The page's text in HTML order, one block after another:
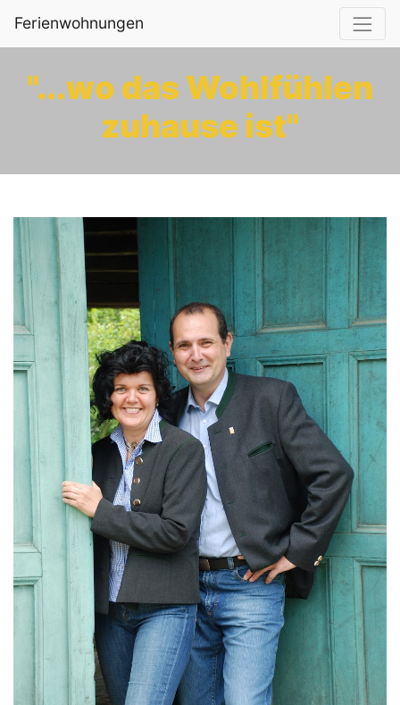
Ferienwohnungen
"...wo das Wohlfühlen
zuhause ist"